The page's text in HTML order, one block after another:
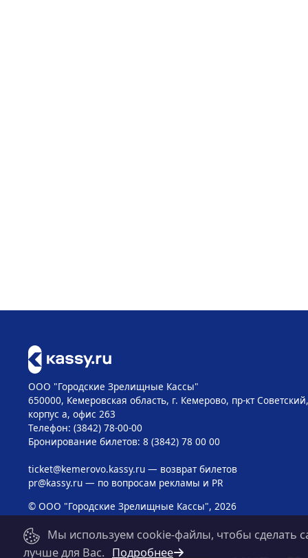
ООО "Городские Зрелищные Кассы"
650000, Кемеровская область, г. Кемерово, пр-кт
корпус а, офис 263
Телефон: (3842) 78-00-00
Бронирование билетов: 8 (3842) 78 00 00
ticket@kemerovo.kassy.ru— возврат билетов
pr@kassy.ru— по вопросам рекламы и PR
© ООО "Городские Зрелищные Кассы", 2026
Мы используем cookie-файлы, чтобы сделать
лучше для Вас. Подробнее